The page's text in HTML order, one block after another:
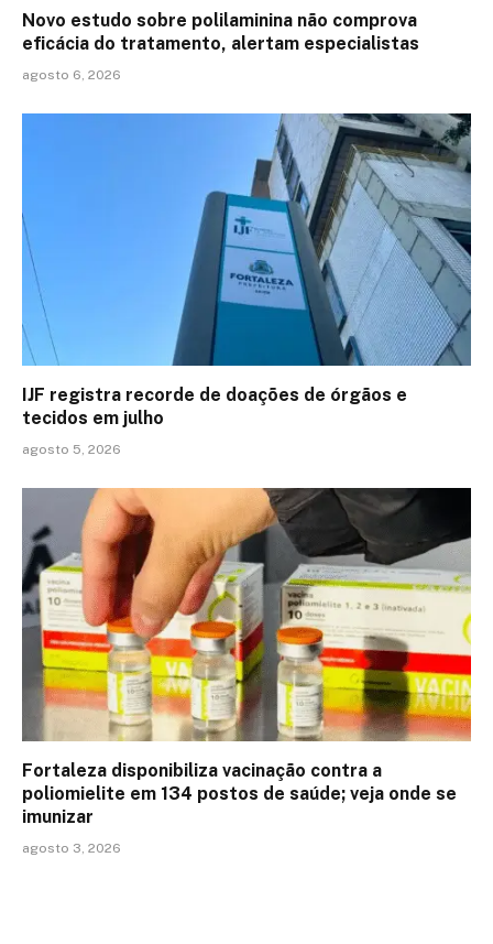
Novo estudo sobre polilaminina não comprova
eficácia do tratamento, alertam especialistas
agosto 6, 2026
IJF registra recorde de doações de órgãos e
tecidos em julho
agosto 5, 2026
Fortaleza disponibiliza vacinação contra a
poliomielite em 134 postos de saúde; veja onde se
imunizar
agosto 3, 2026